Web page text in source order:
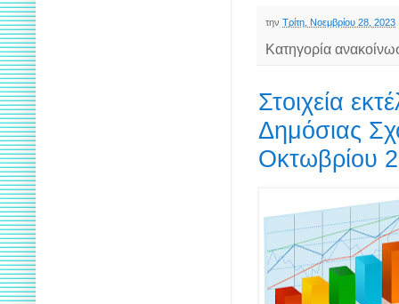
την Τρίτη, Νοεμβρίου 28, 2023
Κατηγορία
Στοιχεία
Δημόσιας
Οκτωβρίου